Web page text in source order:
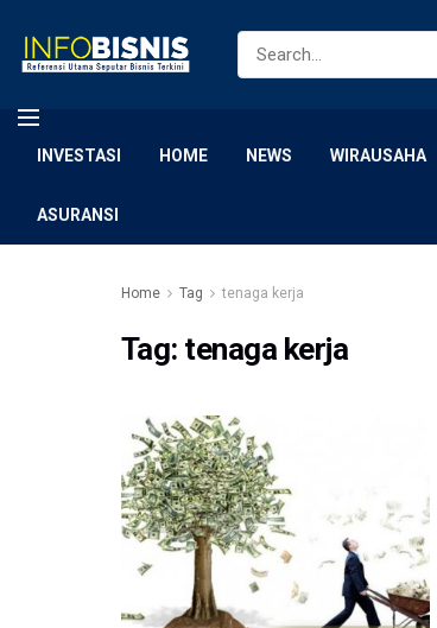
INVESTASI HOME NEWS WIRAUSAHA
ASURANSI
Home Tag tenaga kerja
Tag: tenaga kerja